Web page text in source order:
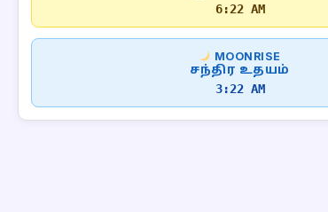
6:22 AM
MOONRISE
சந்திர உதயம்
3:22 AM